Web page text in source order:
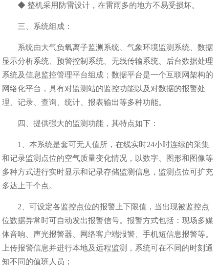
◆ 整机采用防雷设计，在雷雨多的地方不易受损坏。
三、系统组成：
系统由大气负氧离子监测系统、气象环境监测系统、数据
显示分析系统、预警控制系统、无线传输系统、后台数据处理
系统及信息监控管理平台组成；数据平台是一个互联网架构的
网络化平台，具有对监测站的监控功能以及对数据的报警处
理、记录、查询、统计、报表输出等多种功能。
四、提供强大的监测功能，其特点如下：
1、本系统是套可无人值所，在线实时24小时连续的采集
和记录监测点位的空气质量变化情况，以数字、图形和图像等
多种方式进行实时显示和记录存储监测信息，监测点位可扩充
多达上千个点。
2、可设定各监控点位的报警上下限值，当出现被监控点
位数据异常时可自动发出报警信号。报警方式包括：现场多媒
体音响、声光报警器、网络客户端报警、手机短信息报警等。
上传报警信息并进行本地及远程监测，系统可在不同的时刻通
知不同的值班人员；